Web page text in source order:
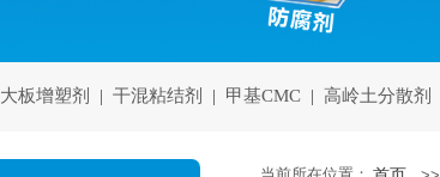
大板增塑剂 | 干混粘结剂 | 甲基CMC | 高岭土分散剂